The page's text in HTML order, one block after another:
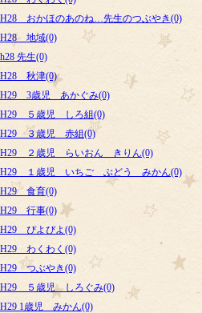
H28 おかほのあのね…先生のつぶやき(0)
H28 地域(0)
h28 先生(0)
H28 秋津(0)
H29 3歳児 あかぐみ(0)
H29 ５歳児 しろ組(0)
H29 ３歳児 赤組(0)
H29 ２歳児 らいおん きりん(0)
H29 １歳児 いちご ぶどう みかん(0)
H29 食育(0)
H29 行事(0)
H29 ぴよぴよ(0)
H29 わくわく(0)
H29 つぶやき(0)
H29 ５歳児 しろぐみ(0)
H29 1歳児 みかん(0)